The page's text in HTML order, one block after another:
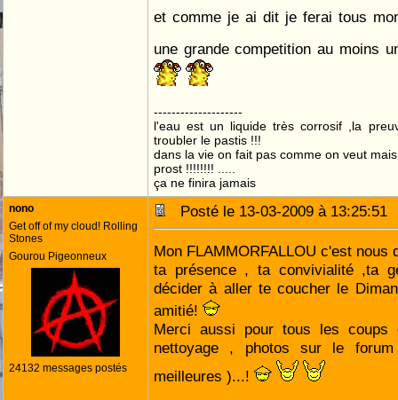
et comme je ai dit je ferai tous
une grande competition au moins
--------------------
l'eau est un liquide très corrosif ,la
troubler le pastis !!!
dans la vie on fait pas comme on veut
prost !!!!!!!! .....
ça ne finira jamais
nono
Get off of my cloud! Rolling
Stones
Gourou Pigeonneux
24132 messages postés
Posté le 13-03-2009 à
Mon FLAMMORFALLOU c'est nous
ta présence , ta convivialité ,ta
décider à aller te coucher le
amitié!
Merci aussi pour tous les coups
nettoyage , photos sur le
meilleures )...!